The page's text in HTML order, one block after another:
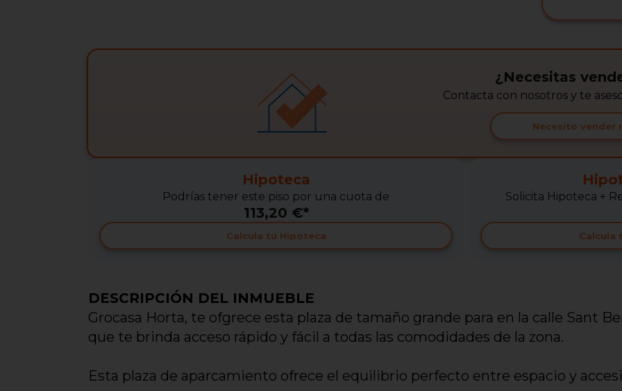
¿Necesitas
Contacta con nosotros y te
Necesito vender
Hipoteca
Podrías tener este piso por una cuota de
113,20 €*
Calcula tu Hipoteca
Solicita Hipoteca +
Calcula
DESCRIPCIÓN DEL INMUEBLE
Grocasa Horta, te ofgrece esta plaza de tamaño grande para en la calle Sant
que te brinda acceso rápido y fácil a todas las comodidades de la zona.
Esta plaza de aparcamiento ofrece el equilibrio perfecto entre espacio y